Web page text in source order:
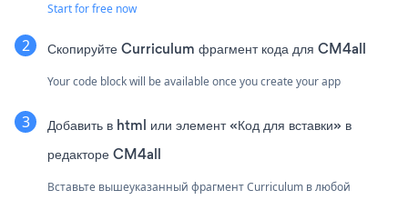
Start for free now
Скопируйте Curriculum фрагмент кода для CM4all
Your code block will be available once you create your app
Добавить в html или элемент «Код для вставки» в
редакторе CM4all
Вставьте вышеуказанный фрагмент Curriculum в любой